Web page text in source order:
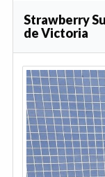
Strawberry
de Victoria